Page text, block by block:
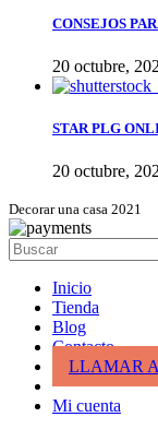
CONSEJOS
20 octubre,
STAR PLG
20 octubre,
Decorar una casa 2021
Inicio
Tienda
Blog
Contacto
LLAMAR
Mi cuenta